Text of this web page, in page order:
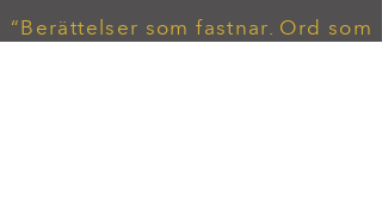
“Berättelser som fastnar. Ord som